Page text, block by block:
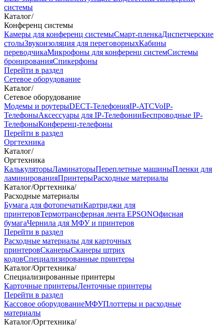
системы
Каталог/
Конференц системы
Камеры для конференц системыCмарт-пленкаДиспетчерские
столыЗвукоизоляция для переговорныхКабины
переводчикаМикрофоны для конференц системСистемы
бронированияСпикерфоны
Перейти в раздел
Сетевое оборудование
Каталог/
Сетевое оборудование
Модемы и роутерыDECT-ТелефонияIP-ATCVoIP-
ТелефоныАксессуары для IP-ТелефонииБеспроводные IP-
ТелефоныКонференц-телефоны
Перейти в раздел
Оргтехника
Каталог/
Оргтехника
КалькуляторыЛаминаторыПереплетные машиныПленки для
ламинированияПринтерыРасходные материалы
Каталог/Оргтехника/
Расходные материалы
Бумага для фотопечатиКартриджи для
принтеровТермотрансферная лента EPSONОфисная
бумагаЧернила для МФУ и принтеров
Перейти в раздел
Расходные материалы для карточных
принтеровСканерыСканеры штрих
кодовСпециализированные принтеры
Каталог/Оргтехника/
Специализированные принтеры
Карточные принтерыЛенточные принтеры
Перейти в раздел
Кассовое оборудованиеМФУПлоттеры и расходные
материалы
Каталог/Оргтехника/